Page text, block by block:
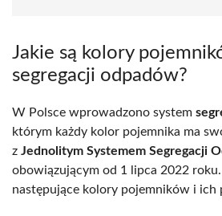
Jakie są kolory
segregacji odpadów?
W Polsce wprowadzono system
którym każdy kolor pojemnika ma
z Jednolitym Systemem Segregacji
obowiązującym od 1 lipca 2022
następujące kolory pojemników i ich